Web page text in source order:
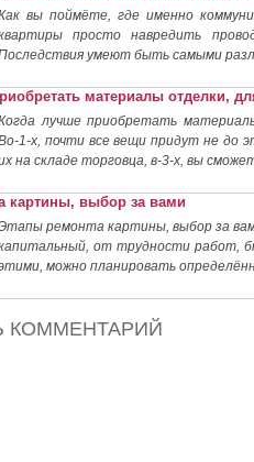
вы поймёте, где именно
просто навредить
умеют быть самыми
материалы отделки,
лучше приобретать
1-х, почти все вещи придут не до
на складе торговца, в-3-х, вы
картины, выбор за вами
ремонта картины, выбор за
от трудности работ,
можно планировать
КОММЕНТАРИЙ